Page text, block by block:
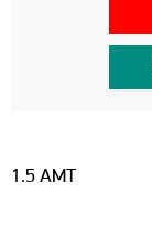
1.5 AMT